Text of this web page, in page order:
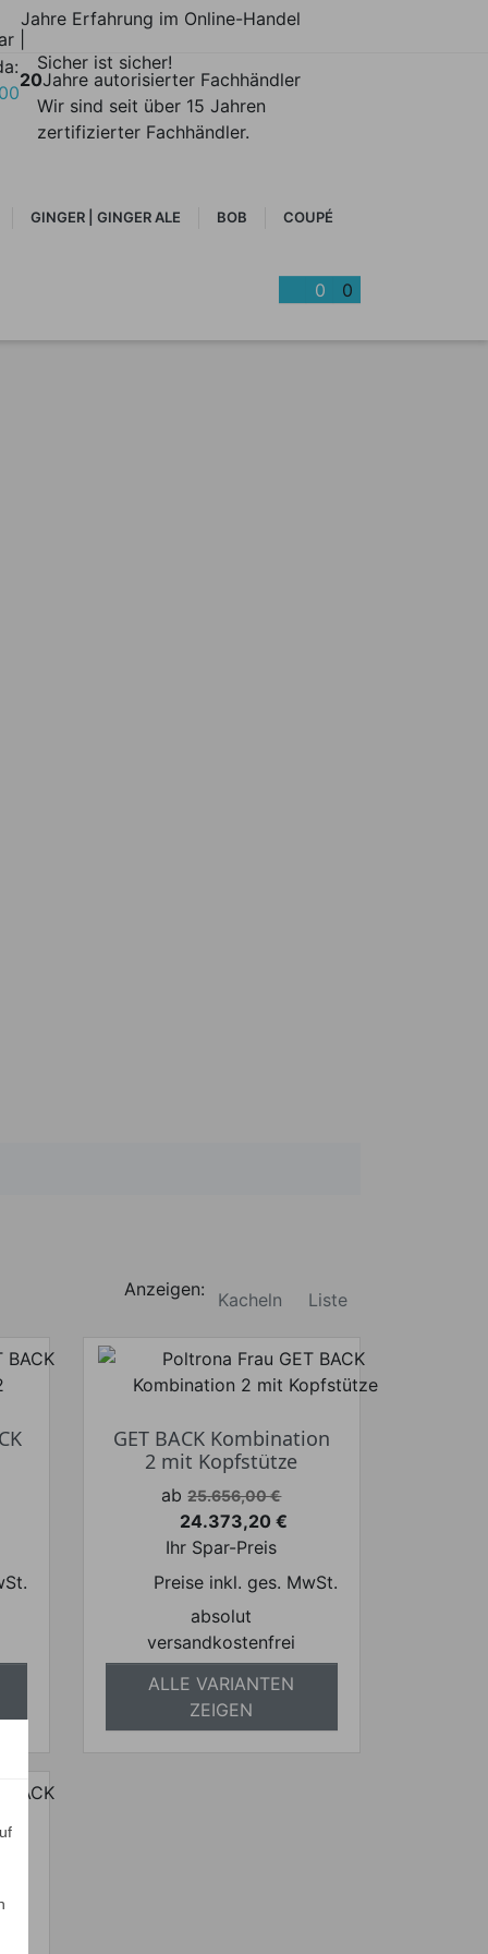
|
20Jahre autorisierter Fachhändler
Jahre Erfahrung im Online-Handel
Sicher ist sicher!
Wir sind seit über 15 Jahren
zertifizierter Fachhändler.
GINGER | GINGER ALE BOB COUPÉ
0 0
Anzeigen: Kacheln Liste
GET BACK Kombination
2 mit Kopfstütze
Verkaufspreis
ab 25.656,00 €
Preis
24.373,20 €
Ihr Spar-Preis
Preise inkl. ges. MwSt.
absolut
versandkostenfrei
ALLE VARIANTEN
ZEIGEN